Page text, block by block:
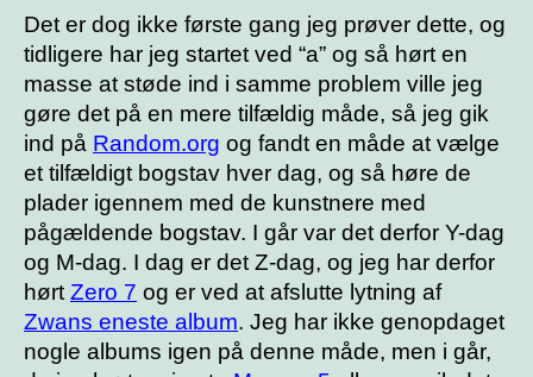
Det er dog ikke første gang jeg prøver dette, og
tidligere har jeg startet ved “a” og så hørt en
masse at støde ind i samme problem ville jeg
gøre det på en mere tilfældig måde, så jeg gik
ind på Random.org og fandt en måde at vælge
et tilfældigt bogstav hver dag, og så høre de
plader igennem med de kunstnere med
pågældende bogstav. I går var det derfor Y-dag
og M-dag. I dag er det Z-dag, og jeg har derfor
hørt Zero 7 og er ved at afslutte lytning af
Zwans eneste album. Jeg har ikke genopdaget
nogle albums igen på denne måde, men i går,